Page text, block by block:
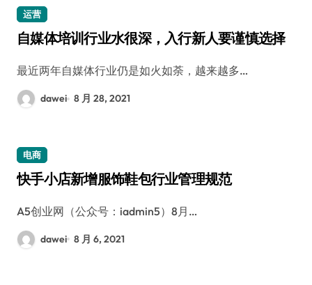
运营
自媒体培训行业水很深，入行新人要谨慎选择
最近两年自媒体行业仍是如火如荼，越来越多…
dawei 8 月 28, 2021
电商
快手小店新增服饰鞋包行业管理规范
A5创业网（公众号：iadmin5）8月…
dawei 8 月 6, 2021